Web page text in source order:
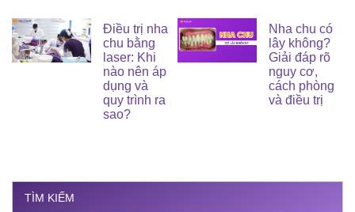
Điều trị nha
chu bằng
laser: Khi
nào nên áp
dụng và
quy trình ra
sao?
Nha chu có
lây không?
Giải đáp rõ
nguy cơ,
cách phòng
và điều trị
TÌM KIẾM